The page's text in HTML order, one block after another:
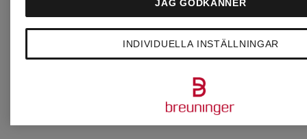
INDIVIDUELLA INSTÄLLNINGAR
JAG GODKÄNNER